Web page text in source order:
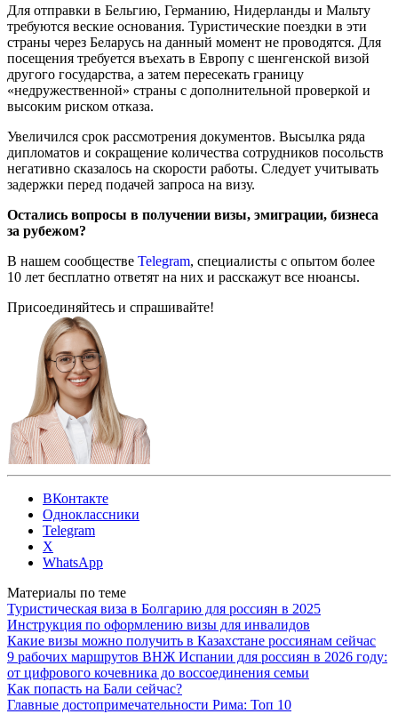
Для отправки в Бельгию, Германию, Нидерланды и Мальту
требуются веские основания. Туристические поездки в эти
страны через Беларусь на данный момент не проводятся. Для
посещения требуется въехать в Европу с шенгенской визой
другого государства, а затем пересекать границу
«недружественной» страны с дополнительной проверкой и
высоким риском отказа.
Увеличился срок рассмотрения документов. Высылка ряда
дипломатов и сокращение количества сотрудников посольств
негативно сказалось на скорости работы. Следует учитывать
задержки перед подачей запроса на визу.
Остались вопросы в получении визы, эмиграции, бизнеса
за рубежом?
В нашем сообществе Telegram, специалисты с опытом более
10 лет бесплатно ответят на них и расскажут все нюансы.
Присоединяйтесь и спрашивайте!
ВКонтакте
Одноклассники
Telegram
X
WhatsApp
Материалы по теме
Туристическая виза в Болгарию для россиян в 2025
Инструкция по оформлению визы для инвалидов
Какие визы можно получить в Казахстане россиянам сейчас
9 рабочих маршрутов ВНЖ Испании для россиян в 2026 году:
от цифрового кочевника до воссоединения семьи
Как попасть на Бали сейчас?
Главные достопримечательности Рима: Топ 10